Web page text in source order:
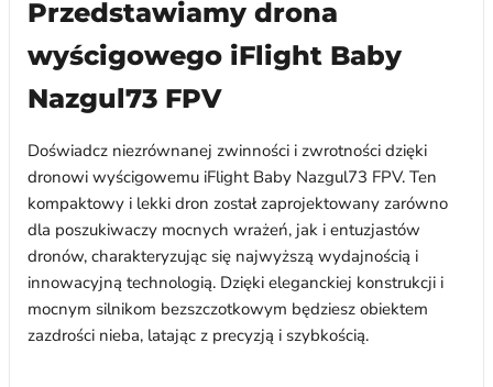
Przedstawiamy drona
wyścigowego iFlight Baby
Nazgul73 FPV
Doświadcz niezrównanej zwinności i zwrotności dzięki
dronowi wyścigowemu iFlight Baby Nazgul73 FPV. Ten
kompaktowy i lekki dron został zaprojektowany zarówno
dla poszukiwaczy mocnych wrażeń, jak i entuzjastów
dronów, charakteryzując się najwyższą wydajnością i
innowacyjną technologią. Dzięki eleganckiej konstrukcji i
mocnym silnikom bezszczotkowym będziesz obiektem
zazdrości nieba, latając z precyzją i szybkością.